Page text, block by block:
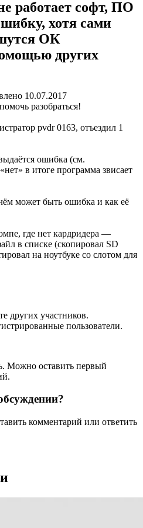
работает софт, ПО
хотя сами
ОК
других
10.07.2017
разобраться!
pvdr 0163, отъездил 1
ошибка (см.
в итоге программа звисает
может быть ошибка и как её
где нет кардридера —
в списке (скопировал SD
на ноутбуке со слотом для
других участников.
пользователи.
Можно оставить первый
комментарий или ответить